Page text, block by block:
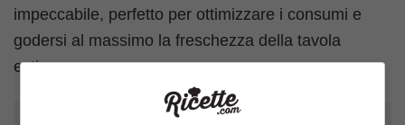
impeccabile, perfetto per ottimizzare i consumi e
godersi al massimo la freschezza della tavola
estiva.